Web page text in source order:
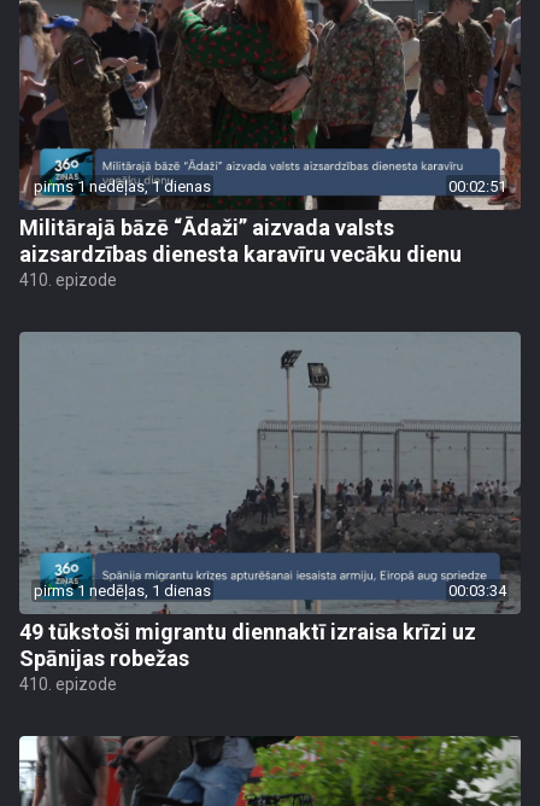
pirms 1 nedēļas, 1 dienas 00:02:51
Militārajā bāzē “Ādaži” aizvada valsts
aizsardzības dienesta karavīru vecāku dienu
410. epizode
pirms 1 nedēļas, 1 dienas 00:03:34
49 tūkstoši migrantu diennaktī izraisa krīzi uz
Spānijas robežas
410. epizode